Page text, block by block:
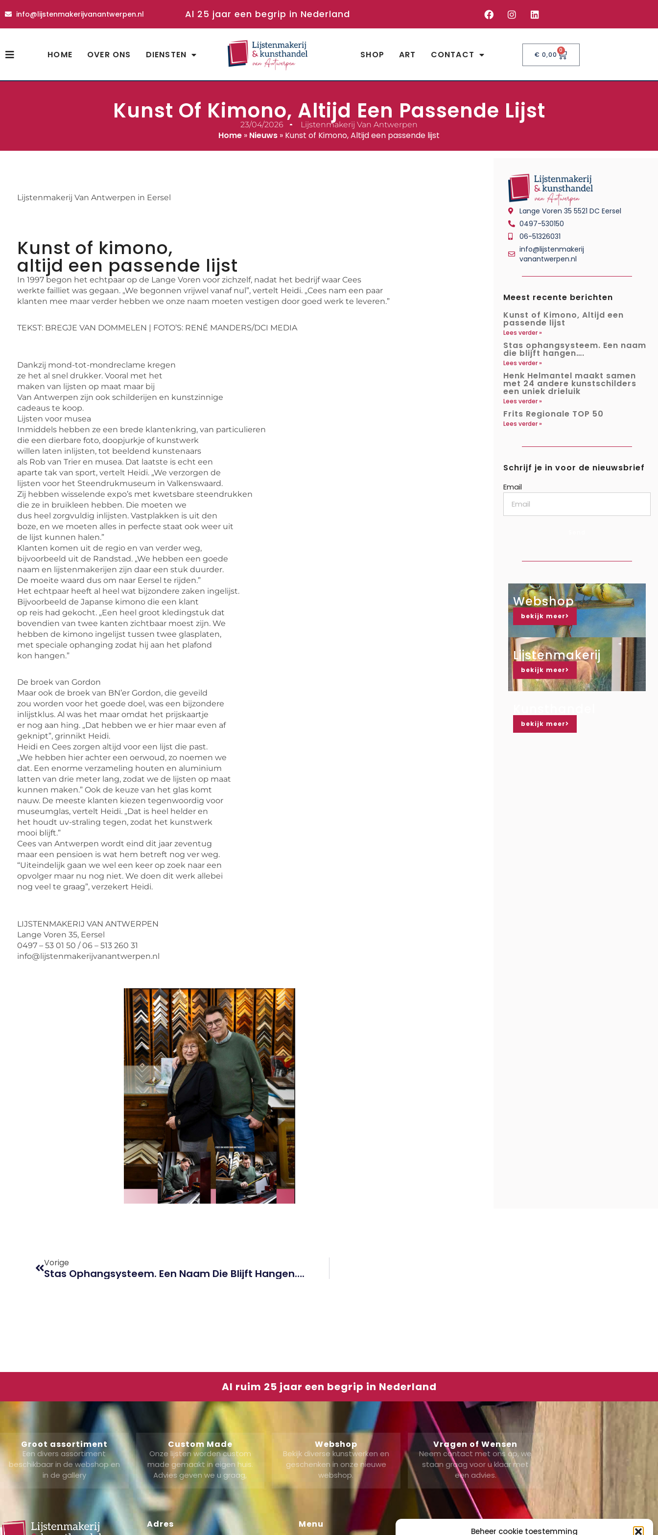
Beheer cookie toestemming
info@lijstenmakerijvanantwerpen.nl Al 25 jaar een begrip in Nederland
HOME OVER ONS DIENSTEN SHOP ART CONTACT € 0,00
0
Kunst Of Kimono, Altijd Een Passende Lijst
23/04/2026 Lijstenmakerij Van Antwerpen
Home » Nieuws » Kunst of Kimono, Altijd een passende lijst
Lijstenmakerij Van Antwerpen in Eersel
Kunst of kimono,
altijd een passende lijst
In 1997 begon het echtpaar op de Lange Voren voor zichzelf, nadat het bedrijf waar Cees
werkte failliet was gegaan. „We begonnen vrijwel vanaf nul”, vertelt Heidi. „Cees nam een paar
klanten mee maar verder hebben we onze naam moeten vestigen door goed werk te leveren.”
TEKST: BREGJE VAN DOMMELEN | FOTO’S: RENÉ MANDERS/DCI MEDIA
Dankzij mond-tot-mondreclame kregen
ze het al snel drukker. Vooral met het
maken van lijsten op maat maar bij
Van Antwerpen zijn ook schilderijen en kunstzinnige
cadeaus te koop.
Lijsten voor musea
Inmiddels hebben ze een brede klantenkring, van particulieren
die een dierbare foto, doopjurkje of kunstwerk
willen laten inlijsten, tot beeldend kunstenaars
als Rob van Trier en musea. Dat laatste is echt een
aparte tak van sport, vertelt Heidi. „We verzorgen de
lijsten voor het Steendrukmuseum in Valkenswaard.
Zij hebben wisselende expo’s met kwetsbare steendrukken
die ze in bruikleen hebben. Die moeten we
dus heel zorgvuldig inlijsten. Vastplakken is uit den
boze, en we moeten alles in perfecte staat ook weer uit
de lijst kunnen halen.”
Klanten komen uit de regio en van verder weg,
bijvoorbeeld uit de Randstad. „We hebben een goede
naam en lijstenmakerijen zijn daar een stuk duurder.
De moeite waard dus om naar Eersel te rijden.”
Het echtpaar heeft al heel wat bijzondere zaken ingelijst.
Bijvoorbeeld de Japanse kimono die een klant
op reis had gekocht. „Een heel groot kledingstuk dat
bovendien van twee kanten zichtbaar moest zijn. We
hebben de kimono ingelijst tussen twee glasplaten,
met speciale ophanging zodat hij aan het plafond
kon hangen.”
De broek van Gordon
Maar ook de broek van BN’er Gordon, die geveild
zou worden voor het goede doel, was een bijzondere
inlijstklus. Al was het maar omdat het prijskaartje
er nog aan hing. „Dat hebben we er hier maar even af
geknipt”, grinnikt Heidi.
Heidi en Cees zorgen altijd voor een lijst die past.
„We hebben hier achter een oerwoud, zo noemen we
dat. Een enorme verzameling houten en aluminium
latten van drie meter lang, zodat we de lijsten op maat
kunnen maken.” Ook de keuze van het glas komt
nauw. De meeste klanten kiezen tegenwoordig voor
museumglas, vertelt Heidi. „Dat is heel helder en
het houdt uv-straling tegen, zodat het kunstwerk
mooi blijft.”
Cees van Antwerpen wordt eind dit jaar zeventug
maar een pensioen is wat hem betreft nog ver weg.
“Uiteindelijk gaan we wel een keer op zoek naar een
opvolger maar nu nog niet. We doen dit werk allebei
nog veel te graag”, verzekert Heidi.
LIJSTENMAKERIJ VAN ANTWERPEN
Lange Voren 35, Eersel
0497 – 53 01 50 / 06 – 513 260 31
info@lijstenmakerijvanantwerpen.nl
Lange Voren 35 5521 DC Eersel
0497-530150
06-51326031
info@lijstenmakerij
vanantwerpen.nl
Meest recente berichten
Kunst of Kimono, Altijd een
passende lijst
Lees verder »
Stas ophangsysteem. Een naam
die blijft hangen….
Lees verder »
Henk Helmantel maakt samen
met 24 andere kunstschilders
een uniek drieluik
Lees verder »
Frits Regionale TOP 50
Lees verder »
Schrijf je in voor de nieuwsbrief
Email
Webshop
bekijk meer
Lijstenmakerij
bekijk meer
bekijk meer
Vorige
Stas Ophangsysteem. Een Naam Die Blijft Hangen….
Al ruim 25 jaar een begrip in Nederland
Groot assortiment
Een divers assortiment
beschikbaar in de webshop en
in de gallery
Custom Made
Onze lijsten worden custom
made gemaakt in eigen huis.
Advies geven we u graag,
Webshop
Bekijk diverse kunstwerken en
geschenken in onze nieuwe
webshop.
Vragen of Wensen
Neem contact met ons op, we
staan graag voor u klaar met
een advies.
Adres Menu